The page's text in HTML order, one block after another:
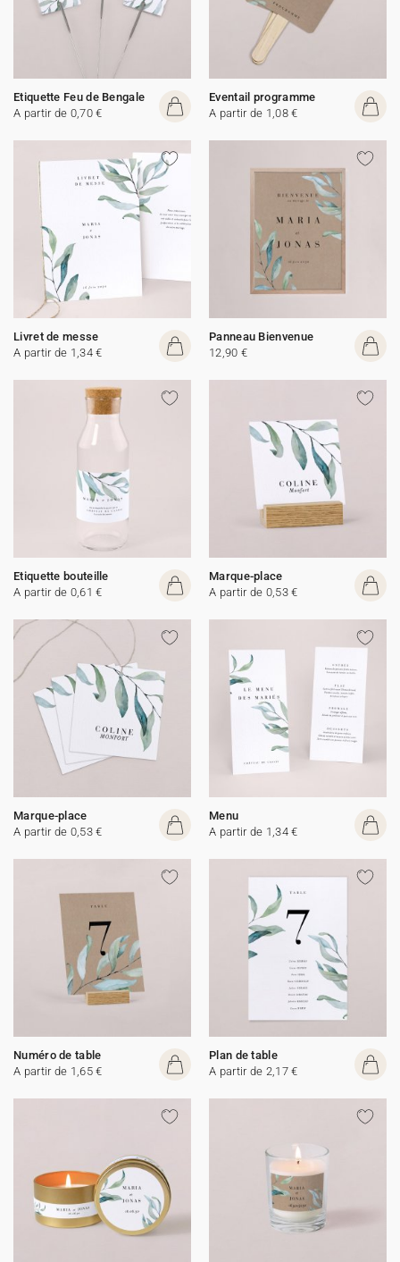
Etiquette Feu de Bengale
A partir de 0,70 €
Eventail programme
A partir de 1,08 €
Livret de messe
A partir de 1,34 €
Panneau Bienvenue
12,90 €
Etiquette bouteille
A partir de 0,61 €
Marque-place
A partir de 0,53 €
Marque-place
A partir de 0,53 €
Menu
A partir de 1,34 €
Numéro de table
A partir de 1,65 €
Plan de table
A partir de 2,17 €